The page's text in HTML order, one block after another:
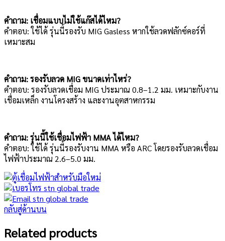
คำถาม: เชื่อมแบบไม่ใช้แก๊สได้ไหม?
คำตอบ: ใช้ได้ รุ่นนี้รองรับ MIG Gasless หากใช้ลวดฟลักซ์คอร์ที่
เหมาะสม
คำถาม: รองรับลวด MIG ขนาดเท่าไหร่?
คำตอบ: รองรับลวดเชื่อม MIG ประมาณ 0.8–1.2 มม. เหมาะกับงาน
เชื่อมเหล็ก งานโครงสร้าง และงานอุตสาหกรรม
คำถาม: รุ่นนี้ใช้เชื่อมไฟฟ้า MMA ได้ไหม?
คำตอบ: ใช้ได้ รุ่นนี้รองรับงาน MMA หรือ ARC โดยรองรับลวดเชื่อม
ไฟฟ้าประมาณ 2.6–5.0 มม.
กลับสู่ด้านบน
Related products